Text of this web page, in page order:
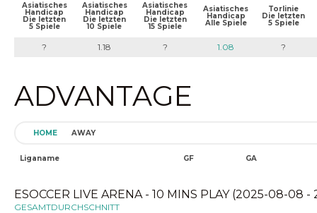
Asiatisches
Handicap
Die letzten
5 Spiele
Asiatisches
Handicap
Die letzten
10 Spiele
Asiatisches
Handicap
Die letzten
15 Spiele
Asiatisches
Handicap
Alle Spiele
Torlinie
Die letzten
5 Spiele
? 1.18 ? 1.08 ?
ADVANTAGE
HOME AWAY
Liganame GF GA
ESOCCER LIVE ARENA - 10 MINS PLAY (2025-08-08
GESAMTDURCHSCHNITT